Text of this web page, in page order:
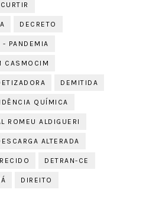
CURTIR
DECRETO
- PANDEMIA
CASMOCIM
DEMITIDA
QUÍMICA
ROMEU ALDIGUERI
ALTERADA
DETRAN-CE
DIREITO